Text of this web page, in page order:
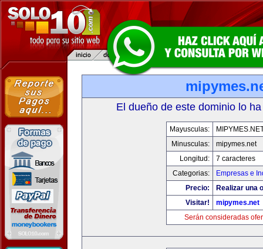
El dueño de este dominio lo
Mayusculas:
Minusculas:
mipymes.net
Longitud:
7 caracteres
Categorias:
Empresas e
Precio:
Realizar una
Visitar!
mipymes.net
Serán consideradas